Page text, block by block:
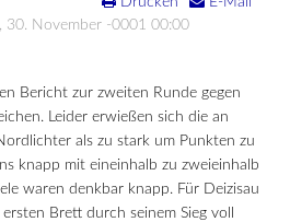
30. November -0001 00:00
Bericht zur zweiten Runde gegen
Leider erwießen sich die an
als zu stark um Punkten zu
knapp mit eineinhalb zu zweieinhalb
waren denkbar knapp. Für Deizisau
Brett durch seinem Sieg voll